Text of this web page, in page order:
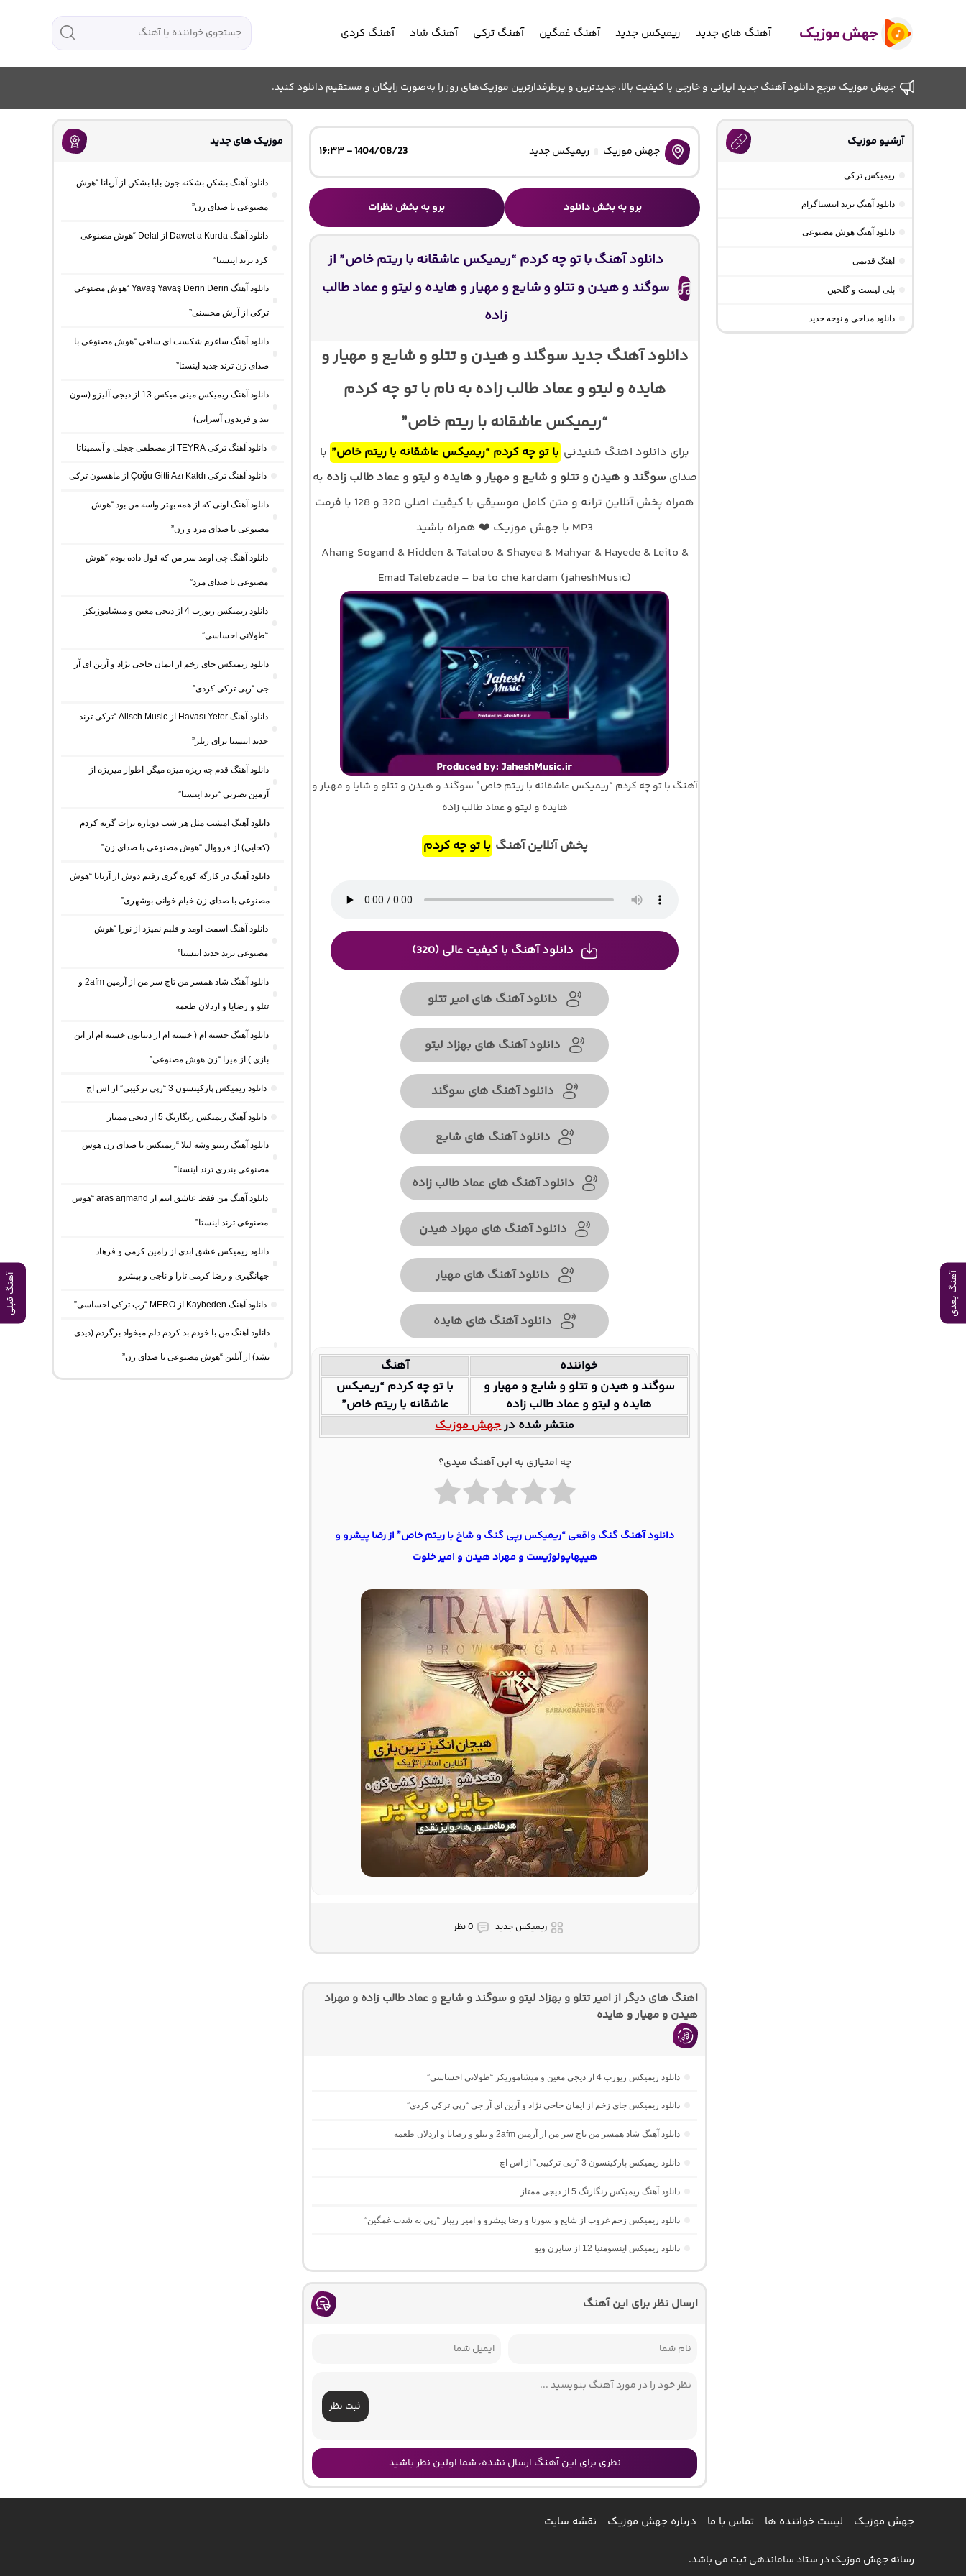
آهنگ بعدی آهنگ قبلی
آهنگ های جدید ریمیکس جدید آهنگ غمگین آهنگ ترکی آهنگ شاد آهنگ کردی
جهش موزیک مرجع دانلود آهنگ جدید ایرانی و خارجی با کیفیت بالا. جدیدترین و پرطرفدارترین موزیک‌های روز را به‌صورت رایگان و مستقیم دانلود کنید.
جهش موزیک ریمیکس جدید 1404/08/23 - ۱۶:۳۳
برو به بخش دانلود برو به بخش نظرات
دانلود آهنگ با تو چه کردم “ریمیکس عاشقانه با ریتم خاص” از
سوگند و هیدن و تتلو و شایع و مهیار و هایده و لیتو و عماد طالب
زاده
دانلود آهنگ جدید سوگند و هیدن و تتلو و شایع و مهیار و
هایده و لیتو و عماد طالب زاده به نام با تو چه کردم
“ریمیکس عاشقانه با ریتم خاص”
برای دانلود اهنگ شنیدنی با تو چه کردم “ریمیکس عاشقانه با ریتم خاص” با
صدای سوگند و هیدن و تتلو و شایع و مهیار و هایده و لیتو و عماد طالب زاده به
همراه پخش آنلاین ترانه و متن کامل موسیقی با کیفیت اصلی 320 و 128 با فرمت
MP3 با جهش موزیک ❤️ همراه باشید
Ahang Sogand & Hidden & Tataloo & Shayea & Mahyar & Hayede & Leito &
Emad Talebzade – ba to che kardam (jaheshMusic)
آهنگ با تو چه کردم “ریمیکس عاشقانه با ریتم خاص” سوگند و هیدن و تتلو و شایا و مهیار و
هایده و لیتو و عماد طالب زاده
پخش آنلاین آهنگ با تو چه کردم
دانلود آهنگ با کیفیت عالی (320)
دانلود آهنگ های امیر تتلو
دانلود آهنگ های بهزاد لیتو
دانلود آهنگ های سوگند
دانلود آهنگ های شایع
دانلود آهنگ های عماد طالب زاده
دانلود آهنگ های مهراد هیدن
دانلود آهنگ های مهیار
دانلود آهنگ های هایده
خواننده
آهنگ
سوگند و هیدن و تتلو و شایع و مهیار و
هایده و لیتو و عماد طالب زاده
با تو چه کردم “ریمیکس
عاشقانه با ریتم خاص”
منتشر شده درجهش موزیک
چه امتیازی به این آهنگ میدی؟
دانلود آهنگ گنگ واقعی “ریمیکس رپی گنگ و شاخ با ریتم خاص” از رضا پیشرو و
هیپهاپولوژیست و مهراد هیدن و امیر خلوت
ریمیکس جدید 0 نظر
اهنگ های دیگر از امیر تتلو و بهزاد لیتو و سوگند و شایع و عماد طالب زاده و مهراد
هیدن و مهیار و هایده
دانلود ریمیکس ریورب 4 از دیجی معین و میشاموزیکز “طولانی احساسی”
دانلود ریمیکس جای زخم از ایمان حاجی نژاد و آرین ای آر جی “رپی ترکی کردی”
دانلود آهنگ شاد همسر من تاج سر من از آرمین 2afm و تتلو و رضایا و اردلان طعمه
دانلود ریمیکس پارکینسون 3 “رپی ترکیبی” از اس اچ
دانلود آهنگ ریمیکس رنگارنگ 5 از دیجی ممتاز
دانلود ریمیکس زخم غروب از شایع و سورنا و رضا پیشرو و امیر ریبار “رپی به شدت غمگین”
دانلود ریمیکس اینسومنیا 12 از سایرن ویو
ارسال نظر برای این آهنگ
ثبت نظر
نظری برای این آهنگ ارسال نشده، شما اولین نظر باشید
آرشیو موزیک
ریمیکس ترکی
دانلود آهنگ ترند اینستاگرام
دانلود آهنگ هوش مصنوعی
اهنگ قدیمی
پلی لیست و گلچین
دانلود مداحی و نوحه جدید
موزیک های جدید
دانلود آهنگ بشکن بشکنه جون بابا بشکن از آریانا “هوش
مصنوعی با صدای زن”
دانلود آهنگ Dawet a Kurda از Delal “هوش مصنوعی
کرد ترند اینستا”
دانلود آهنگ Yavaş Yavaş Derin Derin “هوش مصنوعی
ترکی از آرش محسنی”
دانلود آهنگ ساغرم شکست ای ساقی “هوش مصنوعی با
صدای زن ترند جدید اینستا”
دانلود آهنگ ریمیکس مینی میکس 13 از دیجی آلیزو (سون
بند و فریدون آسرایی)
دانلود آهنگ ترکی TEYRA از مصطفی ججلی و آسمیناتا
دانلود آهنگ ترکی Çoğu Gitti Azı Kaldı از ماهسون ترکی
دانلود آهنگ اونی که از همه بهتر واسه من بود “هوش
مصنوعی با صدای مرد و زن”
دانلود آهنگ چی اومد سر من که قول داده بودم “هوش
مصنوعی با صدای مرد”
دانلود ریمیکس ریورب 4 از دیجی معین و میشاموزیکز
“طولانی احساسی”
دانلود ریمیکس جای زخم از ایمان حاجی نژاد و آرین ای آر
جی “رپی ترکی کردی”
دانلود آهنگ Havası Yeter از Alisch Music “ترکی ترند
جدید اینستا برای ریلز”
دانلود آهنگ ﻗﺪم ﭼﻪ رﻳﺰه ﻣﻴﺰه ﻣﻴﮕﻦ اﻃﻮار ﻣﻴﺮﻳﺰه از
آرمین نصرتی “ترند اینستا”
دانلود آهنگ امشب مثل هر شب دوباره برات گریه کردم
(کجایی) از فرووال “هوش مصنوعی با صدای زن”
دانلود آهنگ در کارگه کوزه گری رفتم دوش از آریانا “هوش
مصنوعی با صدای زن خیام خوانی بوشهری”
دانلود آهنگ اسمت اومد و قلبم نمیزد از نورا “هوش
مصنوعی ترند جدید اینستا”
دانلود آهنگ شاد همسر من تاج سر من از آرمین 2afm و
تتلو و رضایا و اردلان طعمه
دانلود آهنگ خسته ام ( خسته ام از دنیاتون خسته ام از این
بازی ) از میرا “زن هوش مصنوعی”
دانلود ریمیکس پارکینسون 3 “رپی ترکیبی” از اس اچ
دانلود آهنگ ریمیکس رنگارنگ 5 از دیجی ممتاز
دانلود آهنگ زینبو وشه لیلا “ریمیکس با صدای زن هوش
مصنوعی بندری ترند اینستا”
دانلود آهنگ من فقط عاشق اینم از aras arjmand “هوش
مصنوعی ترند اینستا”
دانلود ریمیکس عشق ابدی از رامین کرمی و فرهاد
جهانگیری و رضا کرمی تارا و ناجی و پیشرو
دانلود آهنگ Kaybeden از MERO “رپ ترکی احساسی”
دانلود آهنگ من با خودم بد کردم دلم میخواد برگردم (دیدی
نشد) از آیلین “هوش مصنوعی با صدای زن”
جهش موزیک لیست خواننده ها تماس با ما درباره جهش موزیک نقشه سایت
رسانه جهش موزیک در ستاد ساماندهی ثبت می باشد.